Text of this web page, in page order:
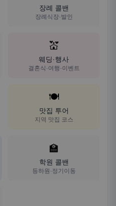
장례 콜밴
장례식장·발인
💒
웨딩·행사
결혼식·여행·이벤트
🍽️
맛집 투어
지역 맛집 코스
🏫
학원 콜밴
등하원·정기이동